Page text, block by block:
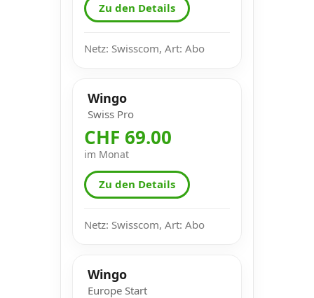
Zu den Details
Netz: Swisscom, Art: Abo
Wingo
Swiss Pro
CHF 69.00
im Monat
Zu den Details
Netz: Swisscom, Art: Abo
Wingo
Europe Start